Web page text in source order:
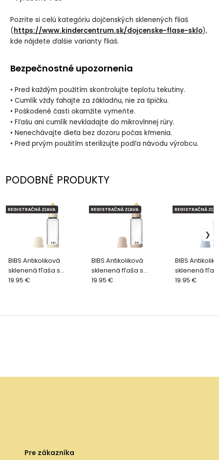
Pozrite si celú kategóriu dojčenských sklenených fliaš
(https://www.kindercentrum.sk/dojcenske-flase-sklo),
kde nájdete ďalšie varianty fliaš.
Bezpečnostné upozornenia
• Pred každým použitím skontrolujte teplotu tekutiny.
• Cumlík vždy ťahajte za základňu, nie za špičku.
• Poškodené časti okamžite vymeňte.
• Fľašu ani cumlík nevkladajte do mikrovlnnej rúry.
• Nenechávajte dieťa bez dozoru počas kŕmenia.
• Pred prvým použitím sterilizujte podľa návodu výrobcu.
PODOBNÉ PRODUKTY
BIBS Antikoliková
sklenená fľaša s
kaučukovým cumlíkom
REGISTRAČNÁ ZĽAVA
19.95 €
BIBS Antikoliková
sklenená fľaša s
kaučukovým cumlíkom
REGISTRAČNÁ ZĽAVA
19.95 €
BIBS
sklenená
kaučukovým
REGISTRAČNÁ
19.95 €
Pre zákazníka